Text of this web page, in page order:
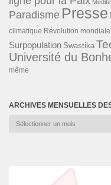
Paradisme Presse
climatique Révolution mondiale
Surpopulation Swastika
Université du
même
ARCHIVES MENSUELLES
Archives